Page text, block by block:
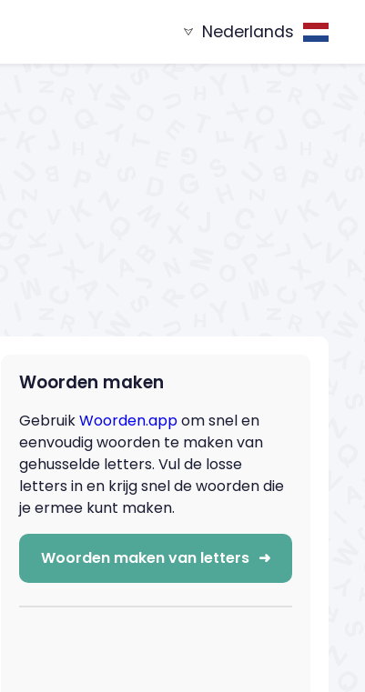
Nederlands
Woorden eindigend op ...XYZ
Woorden maken
GebruikWoorden.appom snel en
eenvoudig woorden te maken van
gehusselde letters. Vul de losse
letters in en krijg snel de woorden die
je ermee kunt maken.
Woorden maken van letters ➜